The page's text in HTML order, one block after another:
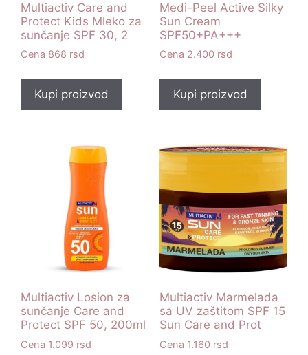
Multiactiv Care and
Protect Kids Mleko za
sunčanje SPF 30, 2
868 rsd
Kupi proizvod
Medi-Peel Active Silky
Sun Cream
SPF50+PA+++
2.400 rsd
Kupi proizvod
Multiactiv Losion za
sunčanje Care and
Protect SPF 50, 200ml
1.099 rsd
Multiactiv Marmelada
sa UV zaštitom SPF 15
Sun Care and Prot
1.160 rsd